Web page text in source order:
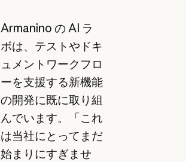
Armanino の AI ラ
ボは、テストやドキ
ュメントワークフロ
ーを支援する新機能
の開発に既に取り組
んでいます。「これ
は当社にとってまだ
始まりにすぎませ